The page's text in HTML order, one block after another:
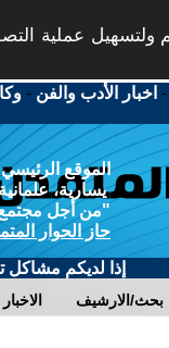
ولتسهيل عملية
- اخبار الأدب والفن -
الموقع
يسارية،
"من أجل مجتمع
حاز الحوار
إذا لديكم مشاكل
الاخبار بحث/الارشيف